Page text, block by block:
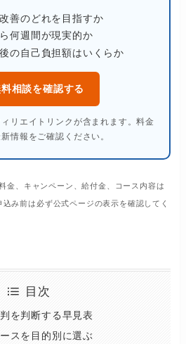
善のどれを目指すか
何週間が現実的か
の自己負担額はいくらか
相談を確認する
リエイトリンクが含まれます。料金
情報をご確認ください。
金、キャンペーン、給付金、コース内容は
み前は必ず公式ページの表示を確認してく
目次
を判断する早見表
スを目的別に選ぶ